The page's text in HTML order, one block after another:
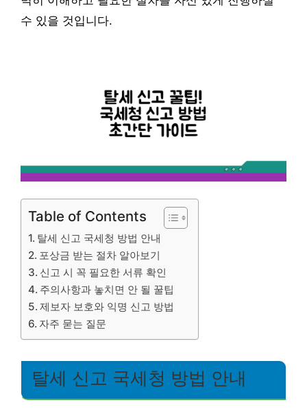
수 있을 것입니다.
Table of Contents
탈세 신고 국세청 방법 안내
포상금 받는 절차 알아보기
신고 시 꼭 필요한 서류 확인
주의사항과 놓치면 안 될 꿀팁
제보자 보호와 익명 신고 방법
자주 묻는 질문
탈세 신고 국세청 방법 안내